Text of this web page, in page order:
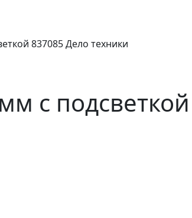
837085 Дело техники
с